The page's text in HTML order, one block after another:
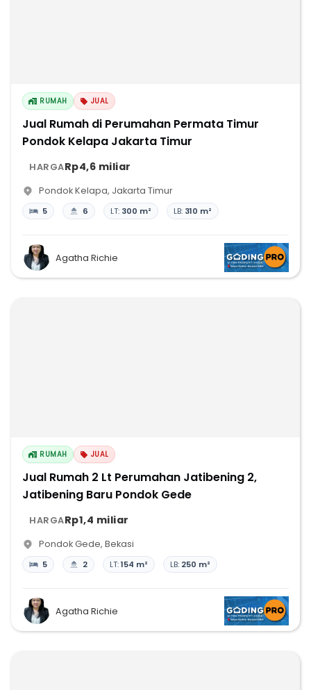
RUMAH JUAL
Jual Rumah di Perumahan Permata Timur
Pondok Kelapa Jakarta Timur
HARGARp4,6 miliar
Pondok Kelapa, Jakarta Timur
5 6 LT: 300 m² LB: 310 m²
Agatha Richie
RUMAH JUAL
Jual Rumah 2 Lt Perumahan Jatibening 2,
Jatibening Baru Pondok Gede
HARGARp1,4 miliar
Pondok Gede, Bekasi
5 2 LT:154 m² LB: 250 m²
Agatha Richie